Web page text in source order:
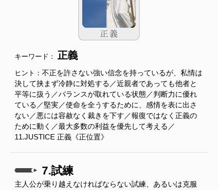
キーワード： 正義
ヒント： 不正を許さない強い信念を持っているが、私情は
決して挟まず冷静に対処する／近親者であっても他者と
平等に扱う／バランスが取れている状態／判断力に優れ
ている／堅実／使命を全うするために、感情を表に出さ
ない／悪には容赦なく裁きを下す／報復ではなく正義の
ために動く／最大多数の利益を優先して考える／
11.JUSTICE 正義《正位置》
7.試練
主人公が乗り越えなければならない試練、あるいは克服